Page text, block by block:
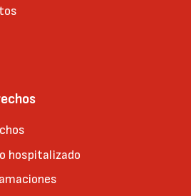
hospitalizado